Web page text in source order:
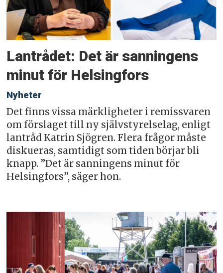
Lantrådet: Det är sanningens
minut för Helsingfors
Nyheter
Det finns vissa märkligheter i remissvaren
om förslaget till ny självstyrelselag, enligt
lantråd Katrin Sjögren. Flera frågor måste
diskueras, samtidigt som tiden börjar bli
knapp. ”Det är sanningens minut för
Helsingfors”, säger hon.